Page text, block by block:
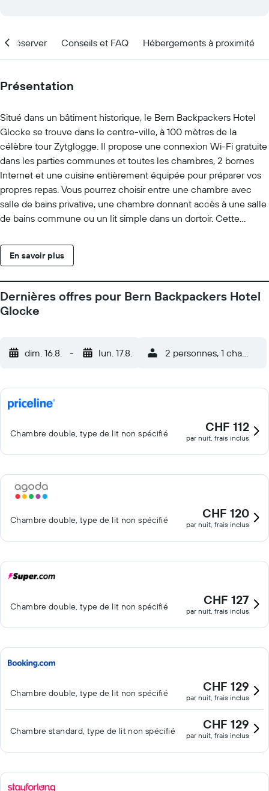
réserver Conseils et FAQ Hébergements à proximité
Présentation
Situé dans un bâtiment historique, le Bern Backpackers Hotel
Glocke se trouve dans le centre-ville, à 100 mètres de la
célèbre tour Zytglogge. Il propose une connexion Wi-Fi gratuite
dans les parties communes et toutes les chambres, 2 bornes
Internet et une cuisine entièrement équipée pour préparer vos
propres repas. Vous pourrez choisir entre une chambre avec
salle de bains privative, une chambre donnant accès à une salle
de bains commune ou un lit simple dans un dortoir. Cette
profiterez d'un spacieux salon commun pourvu d'une cuisine,
d'une laverie, d'un baby-foot et d'une télévision diffusant tous
les jours et des ustensiles de cuisine vous seront fournis. Le
Backpackers Glocke vous accueille à 10 minutes à pied de la
En savoir plus
Dernières offres pour Bern Backpackers Hotel
Glocke
dim. 16.8. - lun. 17.8. 2 personnes, 1 chambre
Chambre double, type de lit non spécifié CHF 112
par nuit, frais inclus
Chambre double, type de lit non spécifié CHF 120
par nuit, frais inclus
Chambre double, type de lit non spécifié CHF 127
par nuit, frais inclus
Chambre double, type de lit non spécifié CHF 129
par nuit, frais inclus
Chambre standard, type de lit non spécifié CHF 129
par nuit, frais inclus